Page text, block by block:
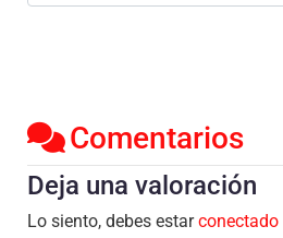
Comentarios
Deja una valoración
Lo siento, debes estarconectado